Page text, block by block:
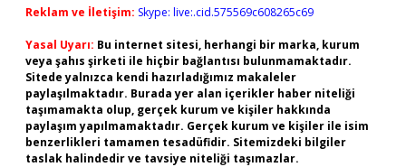
Reklam ve İletişim: Skype: live:.cid.575569c608265c69
Yasal Uyarı: Bu internet sitesi, herhangi bir marka, kurum
veya şahıs şirketi ile hiçbir bağlantısı bulunmamaktadır.
Sitede yalnızca kendi hazırladığımız makaleler
paylaşılmaktadır. Burada yer alan içerikler haber niteliği
taşımamakta olup, gerçek kurum ve kişiler hakkında
paylaşım yapılmamaktadır. Gerçek kurum ve kişiler ile isim
benzerlikleri tamamen tesadüfidir. Sitemizdeki bilgiler
taslak halindedir ve tavsiye niteliği taşımazlar.